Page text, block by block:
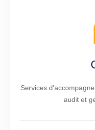
Services
audit et